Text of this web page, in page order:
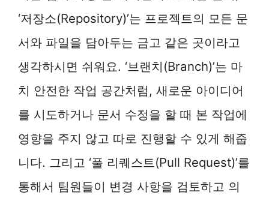
‘저장소(Repository)’는 프로젝트의 모든 문
서와 파일을 담아두는 금고 같은 곳이라고
생각하시면 쉬워요. ‘브랜치(Branch)’는 마
치 안전한 작업 공간처럼, 새로운 아이디어
를 시도하거나 문서 수정을 할 때 본 작업에
영향을 주지 않고 따로 진행할 수 있게 해줍
니다. 그리고 ‘풀 리퀘스트(Pull Request)’를
통해서 팀원들이 변경 사항을 검토하고 의